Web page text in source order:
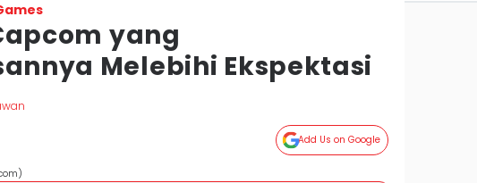
yang
Melebihi Ekspektasi
Add Us on Google